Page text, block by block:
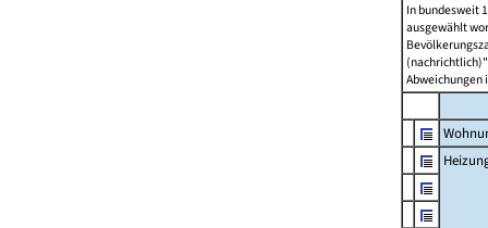
In bundesweit
ausgewählt
Abweichungen